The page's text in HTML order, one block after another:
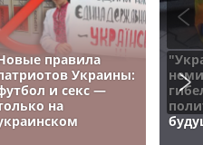
правила
Украины:
и секс —
на